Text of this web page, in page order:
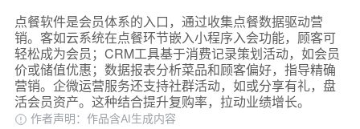
点餐软件是会员体系的入口，通过收集点餐数据驱动营
销。客如云系统在点餐环节嵌入小程序入会功能，顾客可
轻松成为会员；CRM工具基于消费记录策划活动，如会员
价或储值优惠；数据报表分析菜品和顾客偏好，指导精确
营销。企微运营服务还支持社群活动，如或分享有礼，盘
活会员资产。这种结合提升复购率，拉动业绩增长。
作者声明：作品含AI生成内容